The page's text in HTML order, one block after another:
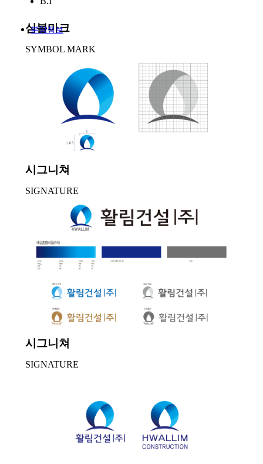
분양정보
심볼마크
SYMBOL MARK
시그니쳐
SIGNATURE
시그니쳐
SIGNATURE